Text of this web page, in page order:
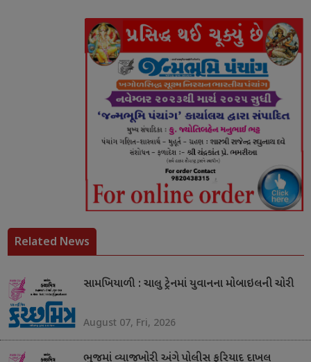
Related News
સામખિયાળી : ચાલુ ટ્રેનમાં યુવાનના મોબાઇલની ચોરી
August 07, Fri, 2026
ભુજમાં વ્યાજખોરી અંગે પોલીસ ફરિયાદ દાખલ